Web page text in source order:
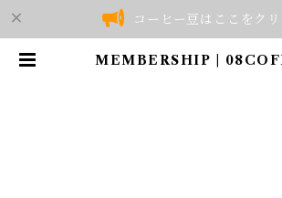
コーヒー豆はここをクリ
MEMBERSHIP |